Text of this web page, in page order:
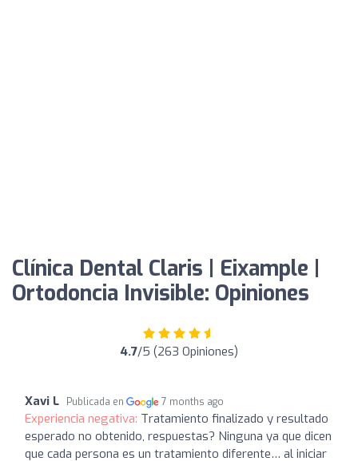
Clínica Dental Claris | Eixample |
Ortodoncia Invisible: Opiniones
4.7/5 (263 Opiniones)
Xavi L Publicada en 7 months ago
Experiencia negativa: Tratamiento finalizado y resultado
esperado no obtenido, respuestas? Ninguna ya que dicen
que cada persona es un tratamiento diferente… al iniciar